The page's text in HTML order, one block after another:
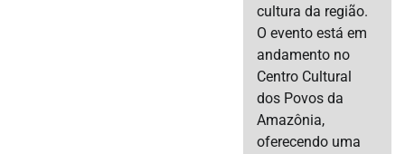
cultura da região.
O evento está em
andamento no
Centro Cultural
dos Povos da
Amazônia,
oferecendo uma